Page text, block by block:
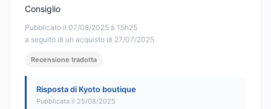
Pubblicato il 07/08/2025 à 15h25
a seguito di un acquisto di 27/07/2025
Consiglio
Recensione tradotta
Risposta di Kyoto boutique
Pubblicata il 25/08/2025